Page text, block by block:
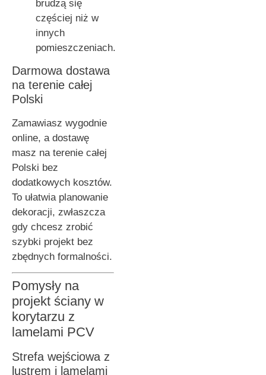
brudzą się
częściej niż w
innych
pomieszczeniach.
Darmowa dostawa
na terenie całej
Polski
Zamawiasz wygodnie
online, a dostawę
masz na terenie całej
Polski bez
dodatkowych kosztów.
To ułatwia planowanie
dekoracji, zwłaszcza
gdy chcesz zrobić
szybki projekt bez
zbędnych formalności.
Pomysły na
projekt ściany w
korytarzu z
lamelami PCV
Strefa wejściowa z
lustrem i lamelami